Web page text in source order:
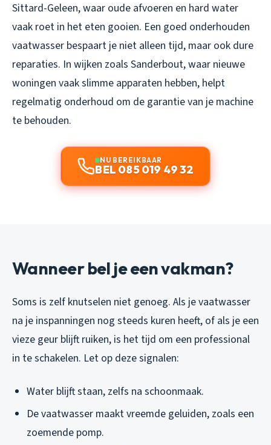
Sittard-Geleen, waar oude afvoeren en hard water
vaak roet in het eten gooien. Een goed onderhouden
vaatwasser bespaart je niet alleen tijd, maar ook dure
reparaties. In wijken zoals Sanderbout, waar nieuwe
woningen vaak slimme apparaten hebben, helpt
regelmatig onderhoud om de garantie van je machine
te behouden.
NU BEREIKBAAR
BEL 085 019 49 32
Wanneer bel je een vakman?
Soms is zelf knutselen niet genoeg. Als je vaatwasser
na je inspanningen nog steeds kuren heeft, of als je een
vieze geur blijft ruiken, is het tijd om een professional
in te schakelen. Let op deze signalen:
Water blijft staan, zelfs na schoonmaak.
De vaatwasser maakt vreemde geluiden, zoals een
zoemende pomp.